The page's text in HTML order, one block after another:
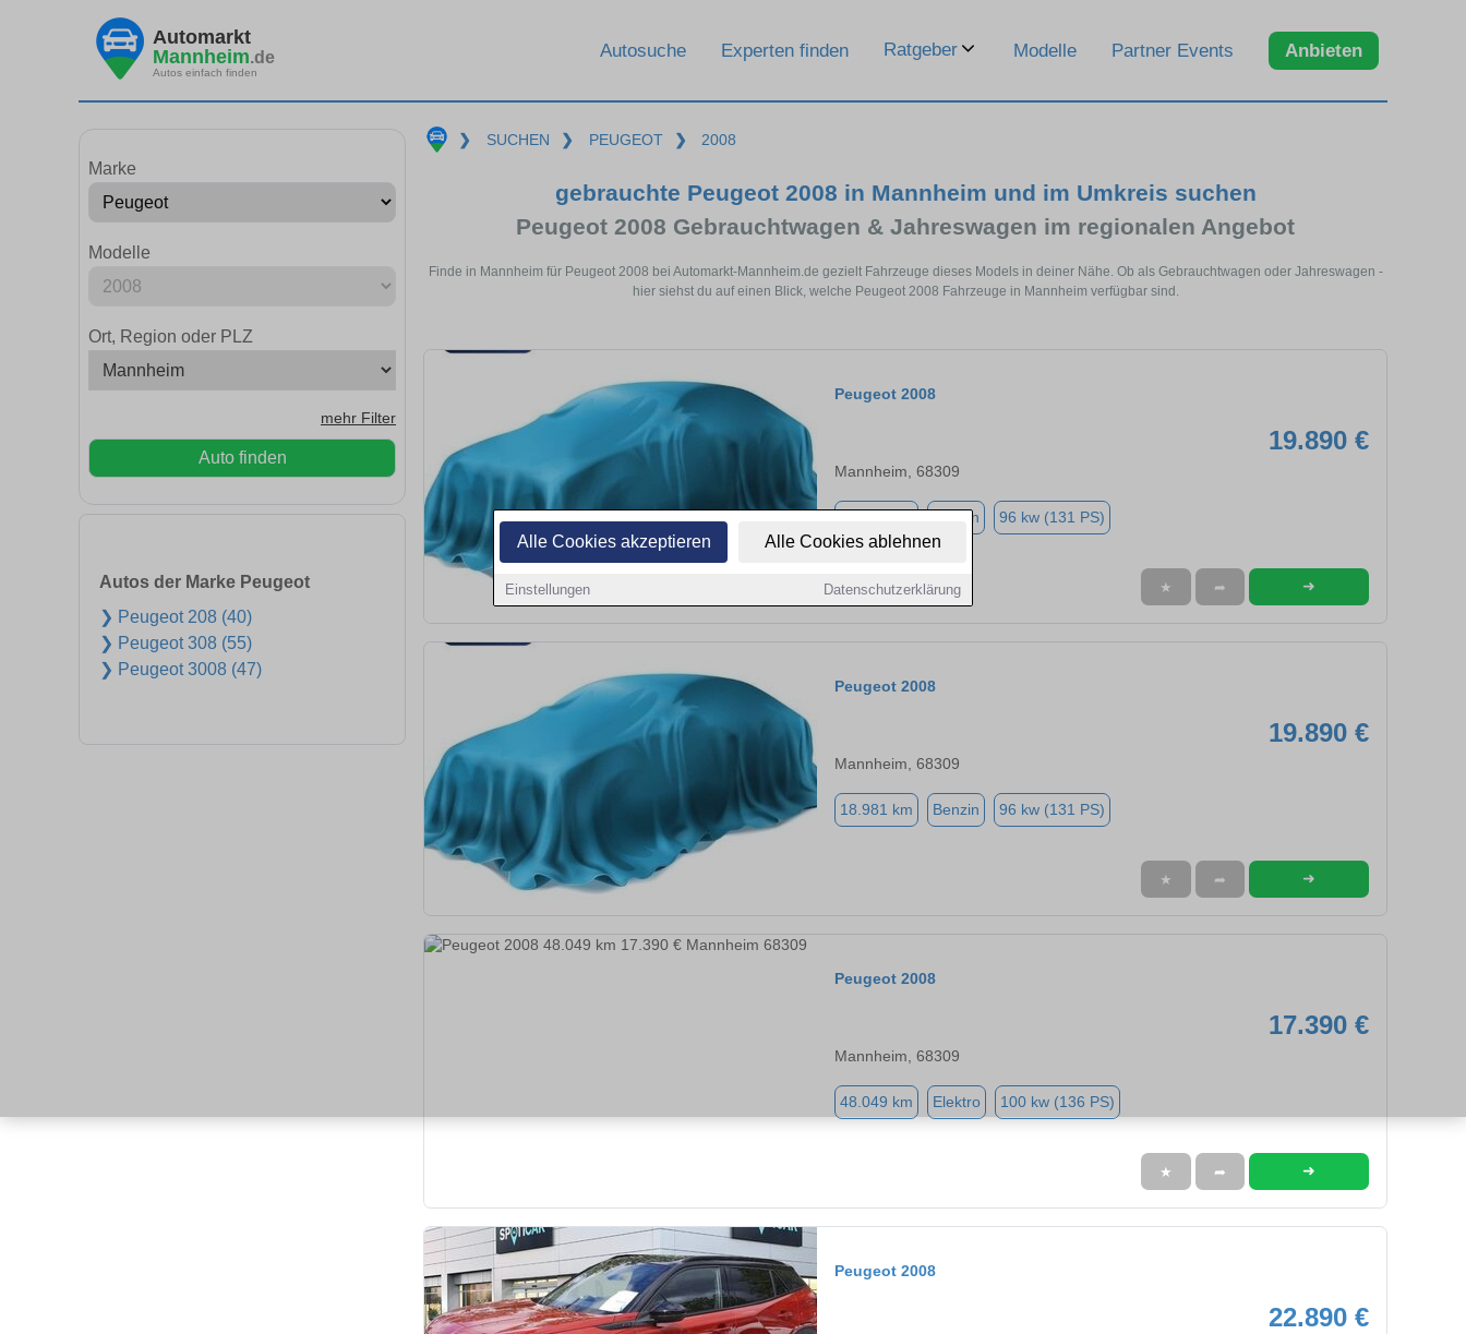
Alle Cookies akzeptieren Alle Cookies ablehnen
Einstellungen Datenschutzerklärung
Automarkt
Mannheim.de
Autos einfach finden
Autosuche Experten finden Ratgeber Modelle Partner Events Anbieten
Marke
Modelle
Ort, Region oder PLZ
mehr Filter
Auto finden
Autos der Marke Peugeot
❯ Peugeot 208 (40)
❯ Peugeot 308 (55)
❯ Peugeot 3008 (47)
❯ SUCHEN ❯ PEUGEOT ❯ 2008
gebrauchte Peugeot 2008 in Mannheim und im Umkreis suchen
Peugeot 2008 Gebrauchtwagen & Jahreswagen im regionalen Angebot
Finde in Mannheim für Peugeot 2008 bei Automarkt-Mannheim.de gezielt Fahrzeuge dieses Models in deiner Nähe. Ob als Gebrauchtwagen oder Jahreswagen -
hier siehst du auf einen Blick, welche Peugeot 2008 Fahrzeuge in Mannheim verfügbar sind.
Peugeot 2008
19.890 €
Mannheim, 68309
Benzin 96 kw (131 PS)
★ ➦ ➜
Peugeot 2008
19.890 €
Mannheim, 68309
18.981 km Benzin 96 kw (131 PS)
★ ➦ ➜
Peugeot 2008
17.390 €
Mannheim, 68309
48.049 km Elektro 100 kw (136 PS)
★ ➦ ➜
Peugeot 2008
22.890 €